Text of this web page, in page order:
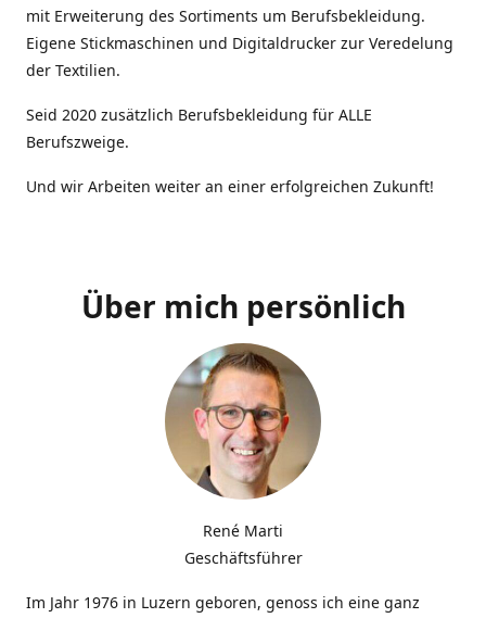
mit Erweiterung des Sortiments um Berufsbekleidung.
Eigene Stickmaschinen und Digitaldrucker zur Veredelung
der Textilien.
Seid 2020 zusätzlich Berufsbekleidung für ALLE
Berufszweige.
Und wir Arbeiten weiter an einer erfolgreichen Zukunft!
Über mich persönlich
René Marti
Geschäftsführer
Im Jahr 1976 in Luzern geboren, genoss ich eine ganz